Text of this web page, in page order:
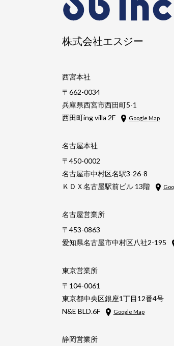
株式会社エスジー
西宮本社
〒662-0034
兵庫県西宮市西田町5-1
西田町ing villa 2F
Google Map
名古屋本社
〒450-0002
名古屋市中村区名駅3-26-8
ＫＤＸ名古屋駅前ビル 13階
名古屋営業所
〒453-0863
愛知県名古屋市中村区八社2-195
東京営業所
〒104-0061
東京都中央区銀座1丁目12番4号
N&E BLD.6F
Google Map
静岡営業所